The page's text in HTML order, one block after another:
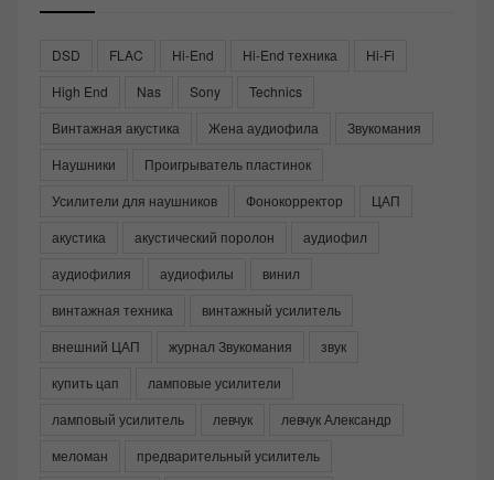
DSD FLAC Hi-End Hi-End техника
Hi-Fi
High End
Nas Sony
Technics
Винтажная акустика
Жена аудиофила
Звукомания
Наушники
Проигрыватель пластинок
Усилители для наушников
Фонокорректор
ЦАП
акустика
акустический поролон
аудиофил
аудиофилия
аудиофилы
винил
винтажная техника
винтажный усилитель
внешний ЦАП
журнал Звукомания
звук
купить цап
ламповые усилители
ламповый усилитель
левчук
левчук Александр
меломан
предварительный усилитель